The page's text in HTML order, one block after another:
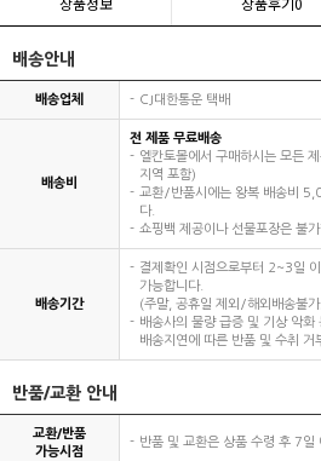
배송안내
배송업체 CJ대한통운 택배
배송비
전 제품 무료배송
엘칸토몰에서 구매하시는 모든
지역 포함)
교환/반품시에는 왕복 배송비
다.
쇼핑백 제공이나 선물포장은 불
배송기간
결제확인 시점으로부터 2~3일
가능합니다.
(주말, 공휴일 제외/해외배송불
배송사의 물량 급증 및 기상 악화
배송지연에 따른 반품 및 수취 거
반품/교환 안내
교환/반품
가능시점
반품 및 교환은 상품 수령 후 7일